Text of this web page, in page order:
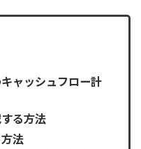
ャッシュフロー計
る方法
法